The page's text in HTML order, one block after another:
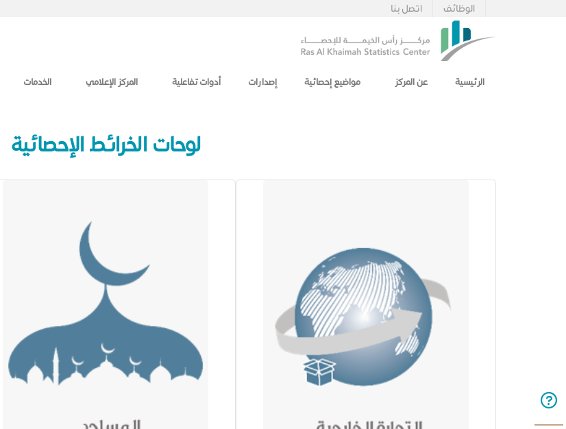
اتصل بنا الوظائف
الرئيسية عن المركز مواضيع إحصائية إصدارات أدوات تفاعلية المركز الإعلامي الخدمات
​​لوحات الخرائط الإحصائية